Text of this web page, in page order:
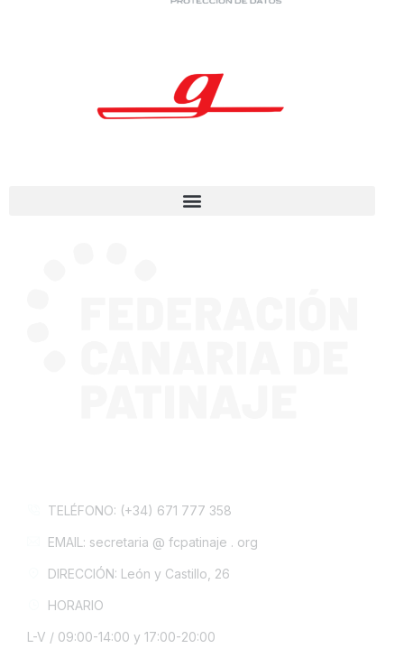
TELÉFONO: (+34) 671 777 358
EMAIL: secretaria @ fcpatinaje . org
DIRECCIÓN: León y Castillo, 26
HORARIO
L-V / 09:00-14:00 y 17:00-20:00